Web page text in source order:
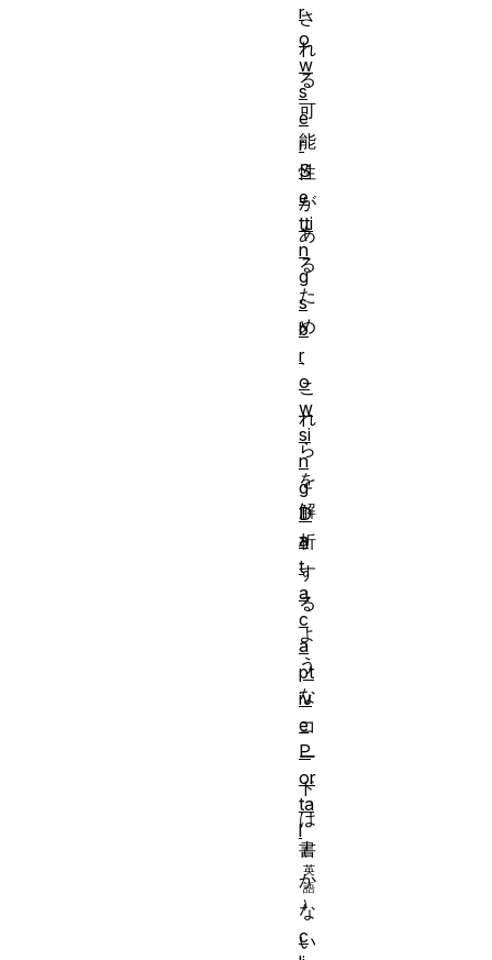
さ
れ
る
可
能
性
が
あ
る
た
め
、
こ
れ
ら
を
解
析
す
る
よ
う
な
コ
ー
ド
は
書
か
な
い
r
o
w
s
e
r
S
e
tti
n
g
s
b
r
o
w
si
n
g
D
a
t
a
c
a
pt
iv
e
P
or
ta
l
c